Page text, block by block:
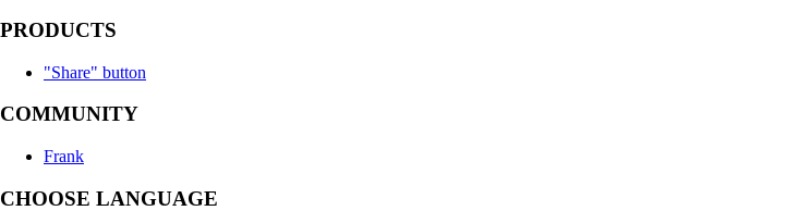
PRODUCTS
"Share" button
COMMUNITY
Frank
CHOOSE LANGUAGE